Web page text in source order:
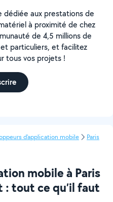
dédiée aux prestations de
à proximité de chez
de 4,5 millions de
particuliers, et facilitez
tous vos projets !
d'application mobile
Paris
mobile à Paris
: tout ce qu’il faut